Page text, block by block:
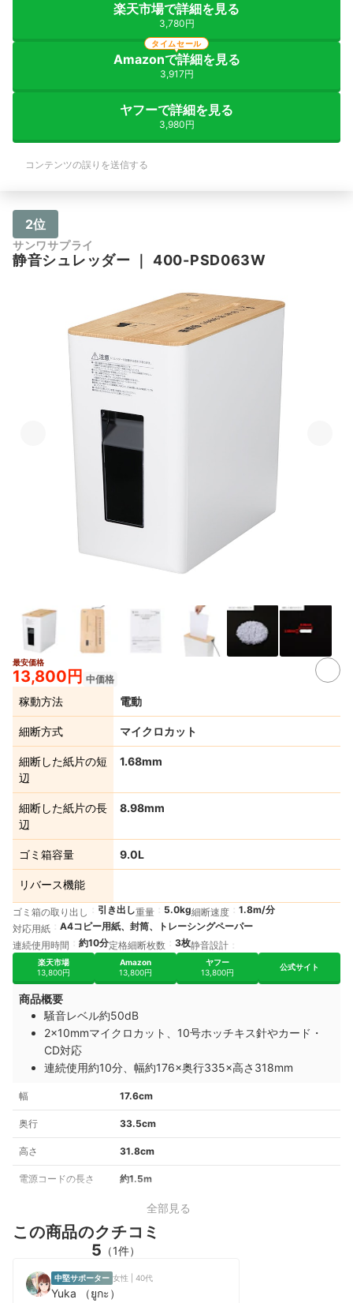
この価格帯でこの性能なら十分すぎると
思います。数分以上連続で使うと熱を持
つので、かなり大量の書類を連続裁断す
るのはやめておいたほうがよさそうで
す。 自動モードにしておけば、電源の
オンオフをせずに紙を入れた時だけ動い
楽天市場で詳細を見る
3,780円
Amazonで詳細を見る
3,917円
タイムセール
ヤフーで詳細を見る
3,980円
コンテンツの誤りを送信する
2位
サンワサプライ
静音シュレッダー 400-PSD063W
最安価格
13,800円 中価格
稼動方法 電動
細断方式 マイクロカット
細断した紙片の短
辺
1.68mm
細断した紙片の長
辺
8.98mm
ゴミ箱容量 9.0L
リバース機能
ゴミ箱の取り出し 引き出し重量 5.0kg細断速度
1.8m/分
対応用紙
A4コピー用紙、封筒、トレーシングペーパー
連続使用時間
約10分定格細断枚数 3枚静音設計
楽天市場
13,800円
Amazon
13,800円
ヤフー
13,800円
公式サイト
商品概要
騒音レベル約50dB
2×10mmマイクロカット、10号ホッチキス針やカード・
CD対応
連続使用約10分、幅約176×奥行335×高さ318mm
幅 17.6cm
奥行 33.5cm
高さ 31.8cm
電源コードの長さ 約1.5m
全部見る
この商品のクチコミ
5 （1件）
中堅サポーター 女性 | 40代
Yuka （ยูกะ）